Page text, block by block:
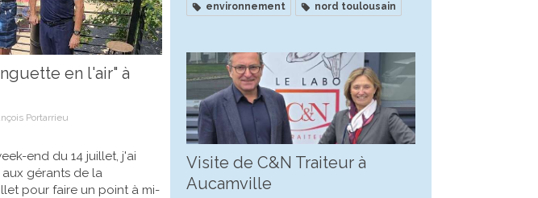
en l'air" à
Portarrieu
end du 14 juillet, j'ai
gérants de la
pour faire un point à mi-
environnement
nord toulousain
Visite de C&N Traiteur à
Aucamville